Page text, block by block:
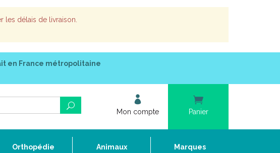
les délais de livraison.
en France métropolitaine
Mon compte Panier
Orthopédie Animaux Marques